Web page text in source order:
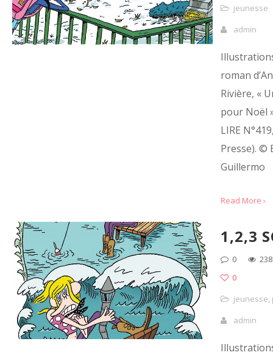
jeunesse
admin
roman
Rivière, «
pour Noël »
LIRE
Presse). ©
Guillermo
Read More ›
1,2,3
0
0
jeunesse,
admin